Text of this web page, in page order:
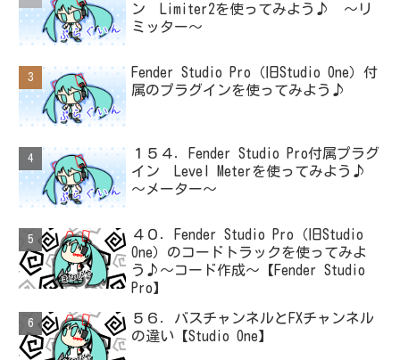
ン Limiter2を使ってみよう♪ ～リ
ミッター～
Fender Studio Pro（旧Studio One）付
属のプラグインを使ってみよう♪
１５４．Fender Studio Pro付属プラグ
イン Level Meterを使ってみよう♪
～メーター～
４０．Fender Studio Pro（旧Studio
One）のコードトラックを使ってみよ
う♪～コード作成～【Fender Studio
Pro】
５６．バスチャンネルとFXチャンネル
の違い【Studio One】